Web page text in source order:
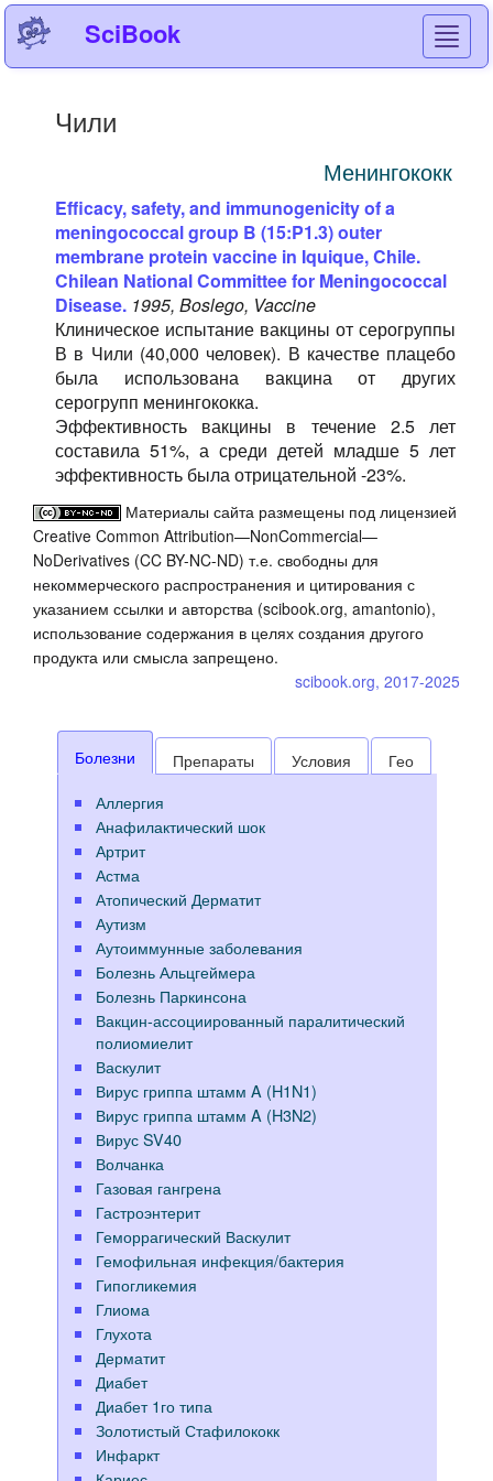
SciBook
Чили
Менингококк
Efficacy, safety, and immunogenicity of a
meningococcal group B (15:P1.3) outer
membrane protein vaccine in Iquique, Chile.
Chilean National Committee for Meningococcal
Disease. 1995, Boslego, Vaccine
Клиническое испытание вакцины от серогруппы
В в Чили (40,000 человек). В качестве плацебо
была использована вакцина от других
серогрупп менингококка.
Эффективность вакцины в течение 2.5 лет
составила 51%, а среди детей младше 5 лет
эффективность была отрицательной -23%.
Материалы сайта размещены под лицензией
Creative Common Attribution—NonCommercial—
NoDerivatives (CC BY-NC-ND) т.е. свободны для
некоммерческого распространения и цитирования с
указанием ссылки и авторства (scibook.org, amantonio),
использование содержания в целях создания другого
продукта или смысла запрещено.
scibook.org, 2017-2025
Болезни Препараты Условия
Гео
Аллергия
Анафилактический шок
Артрит
Астма
Атопический Дерматит
Аутизм
Аутоиммунные заболевания
Болезнь Альцгеймера
Болезнь Паркинсона
Вакцин-ассоциированный паралитический
полиомиелит
Васкулит
Вирус гриппа штамм A (H1N1)
Вирус гриппа штамм A (H3N2)
Вирус SV40
Волчанка
Газовая гангрена
Гастроэнтерит
Геморрагический Васкулит
Гемофильная инфекция/бактерия
Гипогликемия
Глиома
Глухота
Дерматит
Диабет
Диабет 1го типа
Золотистый Стафилококк
Инфаркт